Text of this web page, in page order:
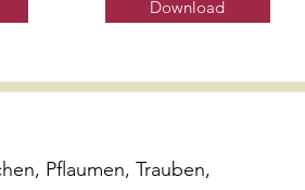
Download
Pflaumen, Trauben,